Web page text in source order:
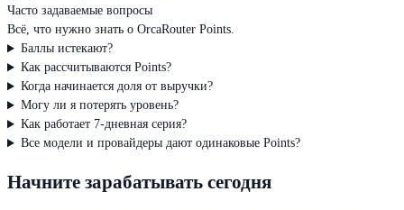
Часто задаваемые вопросы
Всё, что нужно знать о OrcaRouter Points.
Баллы истекают?
Как рассчитываются Points?
Когда начинается доля от выручки?
Могу ли я потерять уровень?
Как работает 7-дневная серия?
Все модели и провайдеры дают одинаковые Points?
Начните зарабатывать сегодня